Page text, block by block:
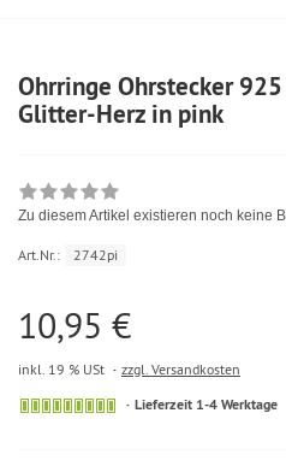
Ohrringe Ohrstecker
Glitter-Herz in pink
Zu diesem Artikel existieren noch keine
Art.Nr.: 2742pi
10,95 €
inkl. 19 % USt zzgl. Versandkosten
Lieferzeit 1-4 Werktage